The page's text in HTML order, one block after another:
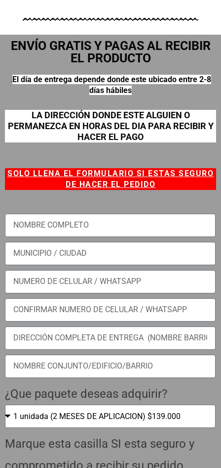
ENVÍO GRATIS Y PAGAS AL RECIBIR
EL PRODUCTO
.El día de entrega depende donde este ubicado entre 2-8
días hábiles
LA DIRECCIÓN DONDE ESTE ALGUIEN O
PERMANEZCA EN HORAS DEL DIA PARA RECIBIR Y
HACER EL PAGO
SOLO LLENA EL FORMULARIO SI ESTAS SEGURO
DE HACER EL PEDIDO
¿Que paquete deseas adquirir?
Marque esta casilla SI esta seguro y